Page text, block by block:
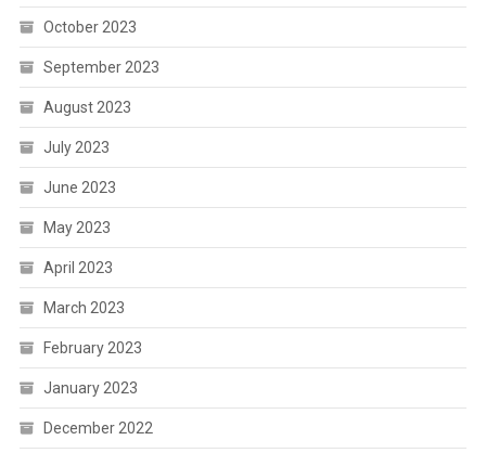
October 2023
September 2023
August 2023
July 2023
June 2023
May 2023
April 2023
March 2023
February 2023
January 2023
December 2022